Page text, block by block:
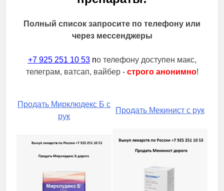
Полный список запросите по телефону или
через мессенджеры
+7 925 251 10 53по телефону доступен макс,
телеграм, ватсап, вайбер - строго анонимно!
Продать Мирклюдекс Б с
рук
Продать Мекинист с рук